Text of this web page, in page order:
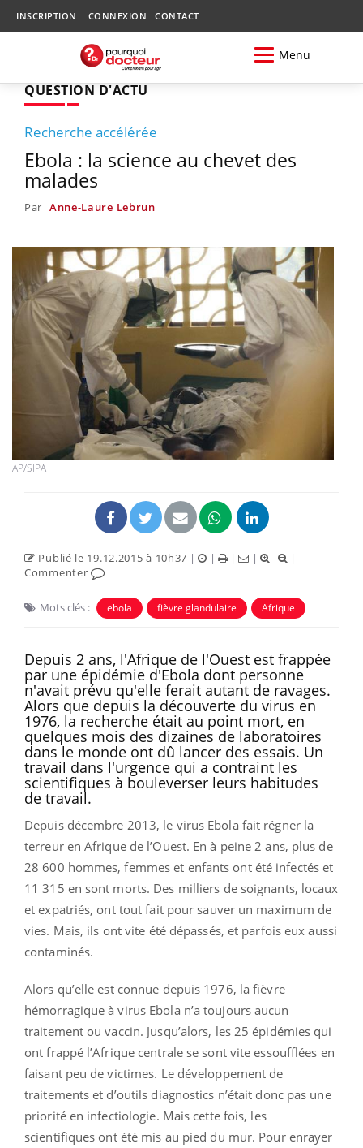
INSCRIPTION CONNEXION CONTACT
Menu
QUESTION D'ACTU
Recherche accélérée
Ebola : la science au chevet des
malades
Par Anne-Laure Lebrun
AP/SIPA
Publié le 19.12.2015 à 10h37 | | | |
|
Commenter
Mots clés : ebola fièvre glandulaire Afrique
Depuis 2 ans, l'Afrique de l'Ouest est frappée
par une épidémie d'Ebola dont personne
n'avait prévu qu'elle ferait autant de ravages.
Alors que depuis la découverte du virus en
1976, la recherche était au point mort, en
quelques mois des dizaines de laboratoires
dans le monde ont dû lancer des essais. Un
travail dans l'urgence qui a contraint les
scientifiques à bouleverser leurs habitudes
de travail.
Depuis décembre 2013, le virus Ebola fait régner la
terreur en Afrique de l’Ouest. En à peine 2 ans, plus de
28 600 hommes, femmes et enfants ont été infectés et
11 315 en sont morts. Des milliers de soignants, locaux
et expatriés, ont tout fait pour sauver un maximum de
vies. Mais, ils ont vite été dépassés, et parfois eux aussi
contaminés.
Alors qu’elle est connue depuis 1976, la fièvre
hémorragique à virus Ebola n’a toujours aucun
traitement ou vaccin. Jusqu’alors, les 25 épidémies qui
ont frappé l’Afrique centrale se sont vite essoufflées en
faisant peu de victimes. Le développement de
traitements et d’outils diagnostics n’était donc pas une
priorité en infectiologie. Mais cette fois, les
scientifiques ont été mis au pied du mur. Pour enrayer